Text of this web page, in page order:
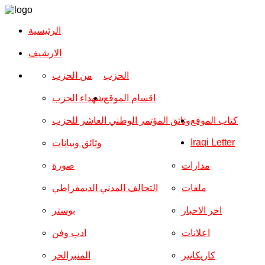
الرئيسية
الارشیف
الحزب من الحزب
شهداء الحزب
وثائق المؤتمر الوطني العاشر للحزب
وثائق وبيانات
اقسام الموقع
صورة
التحالف المدني الديمقراطي
بوستر
ادب وفن
المنبرالحر
مدارات
ملفات
اخر الاخبار
اعلانات
كاريكاتير
كتاب الموقع
Iraqi Letter